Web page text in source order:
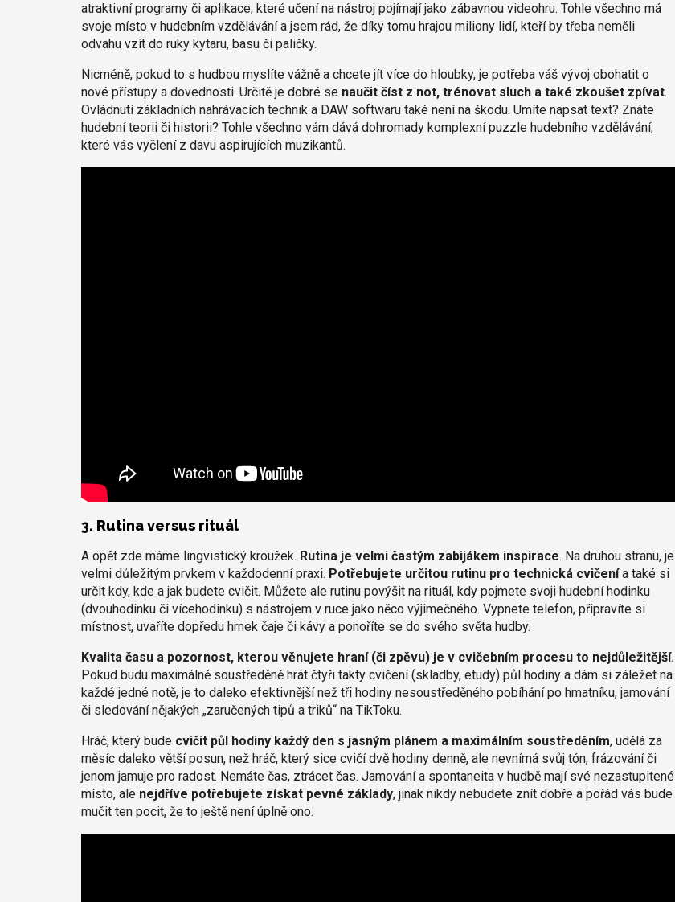
atraktivní programy či aplikace, které učení na nástroj pojímají jako zábavnou videohru. Tohle všechno má
svoje místo v hudebním vzdělávání a jsem rád, že díky tomu hrajou miliony lidí, kteří by třeba neměli
odvahu vzít do ruky kytaru, basu či paličky.
Nicméně, pokud to s hudbou myslíte vážně a chcete jít více do hloubky, je potřeba váš vývoj obohatit o
nové přístupy a dovednosti. Určitě je dobré se naučit číst z not, trénovat sluch a také zkoušet zpívat.
Ovládnutí základních nahrávacích technik a DAW softwaru také není na škodu. Umíte napsat text? Znáte
hudební teorii či historii? Tohle všechno vám dává dohromady komplexní puzzle hudebního vzdělávání,
které vás vyčlení z davu aspirujících muzikantů.
3. Rutina versus rituál
A opět zde máme lingvistický kroužek. Rutina je velmi častým zabijákem inspirace. Na druhou stranu, je
velmi důležitým prvkem v každodenní praxi. Potřebujete určitou rutinu pro technická cvičenía také si
určit kdy, kde a jak budete cvičit. Můžete ale rutinu povýšit na rituál, kdy pojmete svoji hudební hodinku
(dvouhodinku či vícehodinku) s nástrojem v ruce jako něco výjimečného. Vypnete telefon, připravíte si
místnost, uvaříte dopředu hrnek čaje či kávy a ponoříte se do svého světa hudby.
Kvalita času a pozornost, kterou věnujete hraní (či zpěvu) je v cvičebním procesu to nejdůležitější.
Pokud budu maximálně soustředěně hrát čtyři takty cvičení (skladby, etudy) půl hodiny a dám si záležet na
každé jedné notě, je to daleko efektivnější než tři hodiny nesoustředěného pobíhání po hmatníku, jamování
či sledování nějakých „zaručených tipů a triků“ na TikToku.
Hráč, který bude cvičit půl hodiny každý den s jasným plánem a maximálním soustředěním, udělá za
měsíc daleko větší posun, než hráč, který sice cvičí dvě hodiny denně, ale nevnímá svůj tón, frázování či
jenom jamuje pro radost. Nemáte čas, ztrácet čas. Jamování a spontaneita v hudbě mají své nezastupitené
místo, ale nejdříve potřebujete získat pevné základy, jinak nikdy nebudete znít dobře a pořád vás bude
mučit ten pocit, že to ještě není úplně ono.